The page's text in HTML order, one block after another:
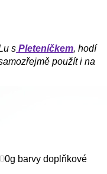
s Pleteníčkem, hodí
použít i na
barvy doplňkové